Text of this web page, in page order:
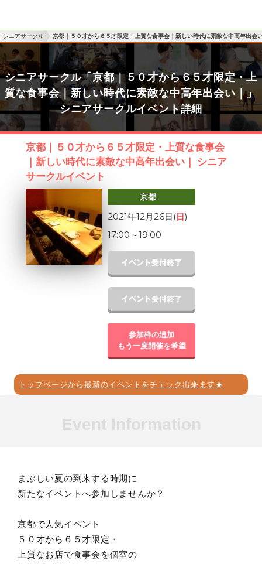
シニアサークル 京都｜５０才から６５才限定・上質な食事会｜新しい時代に素敵な中高年出会
シニアサークル「京都｜５０才から６５才限定・上
質な食事会｜新しい時代に素敵な中高年出会い｜」
シニアサークルイベント詳細
京都｜５０才から６５才限定・上質な食事会
｜新しい時代に素敵な中高年出会い｜ シニア
サークルイベント
京都
2021年12月26日(日)
17:00 ～19:00
参加枠の追加
もう一度開催を希望
トップページから最新のイベントをチェック出来ます★
まぶしい夏の到来する時期に
新たなイベントへ参加しませんか？
京都で人気イベント
５０才から６５才限定・
上質なお店で食事会を個室の